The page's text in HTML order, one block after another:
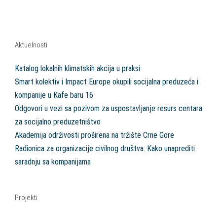
Aktuelnosti
Katalog lokalnih klimatskih akcija u praksi
Smart kolektiv i Impact Europe okupili socijalna preduzeća i
kompanije u Kafe baru 16
Odgovori u vezi sa pozivom za uspostavljanje resurs centara
za socijalno preduzetništvo
Akademija održivosti proširena na tržište Crne Gore
Radionica za organizacije civilnog društva: Kako unaprediti
saradnju sa kompanijama
Projekti